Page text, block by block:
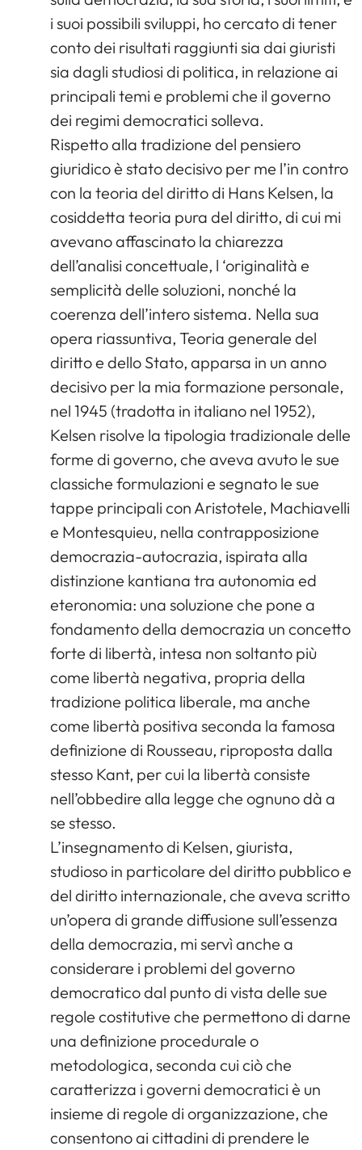
i suoi possibili sviluppi, ho cercato di tener
conto dei risultati raggiunti sia dai giuristi
sia dagli studiosi di politica, in relazione ai
principali temi e problemi che il governo
dei regimi democratici solleva.
Rispetto alla tradizione del pensiero
giuridico è stato decisivo per me l’in contro
con la teoria del diritto di Hans Kelsen, la
cosiddetta teoria pura del diritto, di cui mi
avevano affascinato la chiarezza
dell’analisi concettuale, l ‘originalità e
semplicità delle soluzioni, nonché la
coerenza dell’intero sistema. Nella sua
opera riassuntiva, Teoria generale del
diritto e dello Stato, apparsa in un anno
decisivo per la mia formazione personale,
nel 1945 (tradotta in italiano nel 1952),
Kelsen risolve la tipologia tradizionale delle
forme di governo, che aveva avuto le sue
classiche formulazioni e segnato le sue
tappe principali con Aristotele, Machiavelli
e Montesquieu, nella contrapposizione
democrazia-autocrazia, ispirata alla
distinzione kantiana tra autonomia ed
eteronomia: una soluzione che pone a
fondamento della democrazia un concetto
forte di libertà, intesa non soltanto più
come libertà negativa, propria della
tradizione politica liberale, ma anche
come libertà positiva seconda la famosa
definizione di Rousseau, riproposta dalla
stesso Kant, per cui la libertà consiste
nell’obbedire alla legge che ognuno dà a
se stesso.
L’insegnamento di Kelsen, giurista,
studioso in particolare del diritto pubblico e
del diritto internazionale, che aveva scritto
un’opera di grande diffusione sull’essenza
della democrazia, mi servì anche a
considerare i problemi del governo
democratico dal punto di vista delle sue
regole costitutive che permettono di darne
una definizione procedurale o
metodologica, seconda cui ciò che
caratterizza i governi democratici è un
insieme di regole di organizzazione, che
consentono ai cittadini di prendere le